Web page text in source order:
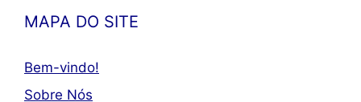
MAPA DO SITE
Bem-vindo!
Sobre Nós